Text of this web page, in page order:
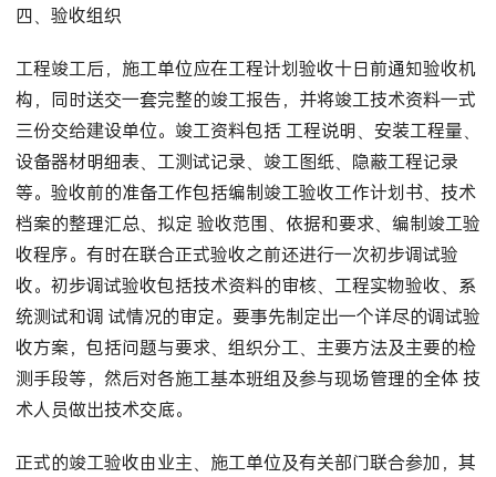
四、验收组织
工程竣工后，施工单位应在工程计划验收十日前通知验收机
构，同时送交一套完整的竣工报告，并将竣工技术资料一式
三份交给建设单位。竣工资料包括 工程说明、安装工程量、
设备器材明细表、工测试记录、竣工图纸、隐蔽工程记录
等。验收前的准备工作包括编制竣工验收工作计划书、技术
档案的整理汇总、拟定 验收范围、依据和要求、编制竣工验
收程序。有时在联合正式验收之前还进行一次初步调试验
收。初步调试验收包括技术资料的审核、工程实物验收、系
统测试和调 试情况的审定。要事先制定出一个详尽的调试验
收方案，包括问题与要求、组织分工、主要方法及主要的检
测手段等，然后对各施工基本班组及参与现场管理的全体 技
术人员做出技术交底。
正式的竣工验收由业主、施工单位及有关部门联合参加，其